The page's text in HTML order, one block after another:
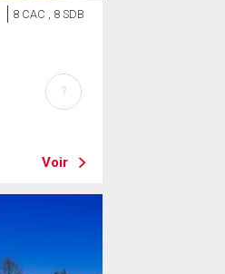
8 CAC , 8 SDB
Voir
?